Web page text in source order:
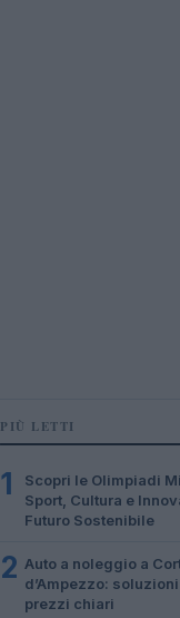
PIÙ LETTI
1
Scopri le Olimpiadi
Sport, Cultura e
Futuro Sostenibile
2 Auto a noleggio a
d’Ampezzo:
prezzi chiari